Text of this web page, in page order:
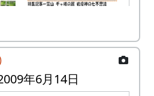
年6月14日